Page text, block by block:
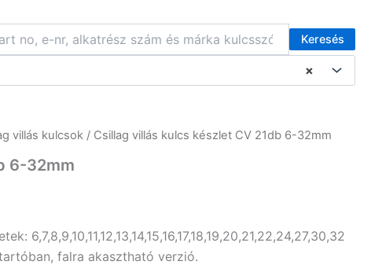
Keresés
×
villás kulcsok/ Csillag villás kulcs készlet CV 21db 6-32mm
6-32mm
6,7,8,9,10,11,12,13,14,15,16,17,18,19,20,21,22,24,27,30,32
falra akasztható verzió.